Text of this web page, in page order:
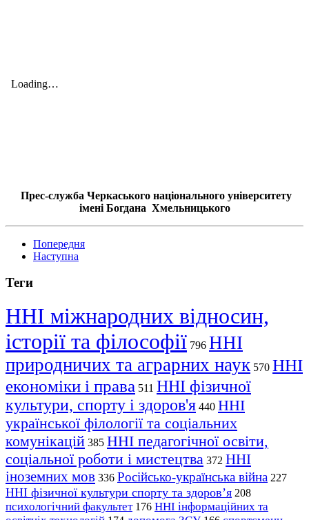
Прес-служба Черкаського національного університету
імені Богдана Хмельницького
Попередня
Наступна
Теги
ННІ міжнародних відносин,
історії та філософії 796 ННІ
природничих та аграрних наук 570 ННІ
економіки і права 511 ННІ фізичної
культури, спорту і здоров'я 440 ННІ
української філології та соціальних
комунікацій 385 ННІ педагогічної освіти,
соціальної роботи і мистецтва 372 ННІ
іноземних мов 336 Російсько-українська війна 227
ННІ фізичної культури спорту та здоров’я 208
психологічний факультет 176 ННІ інформаційних та